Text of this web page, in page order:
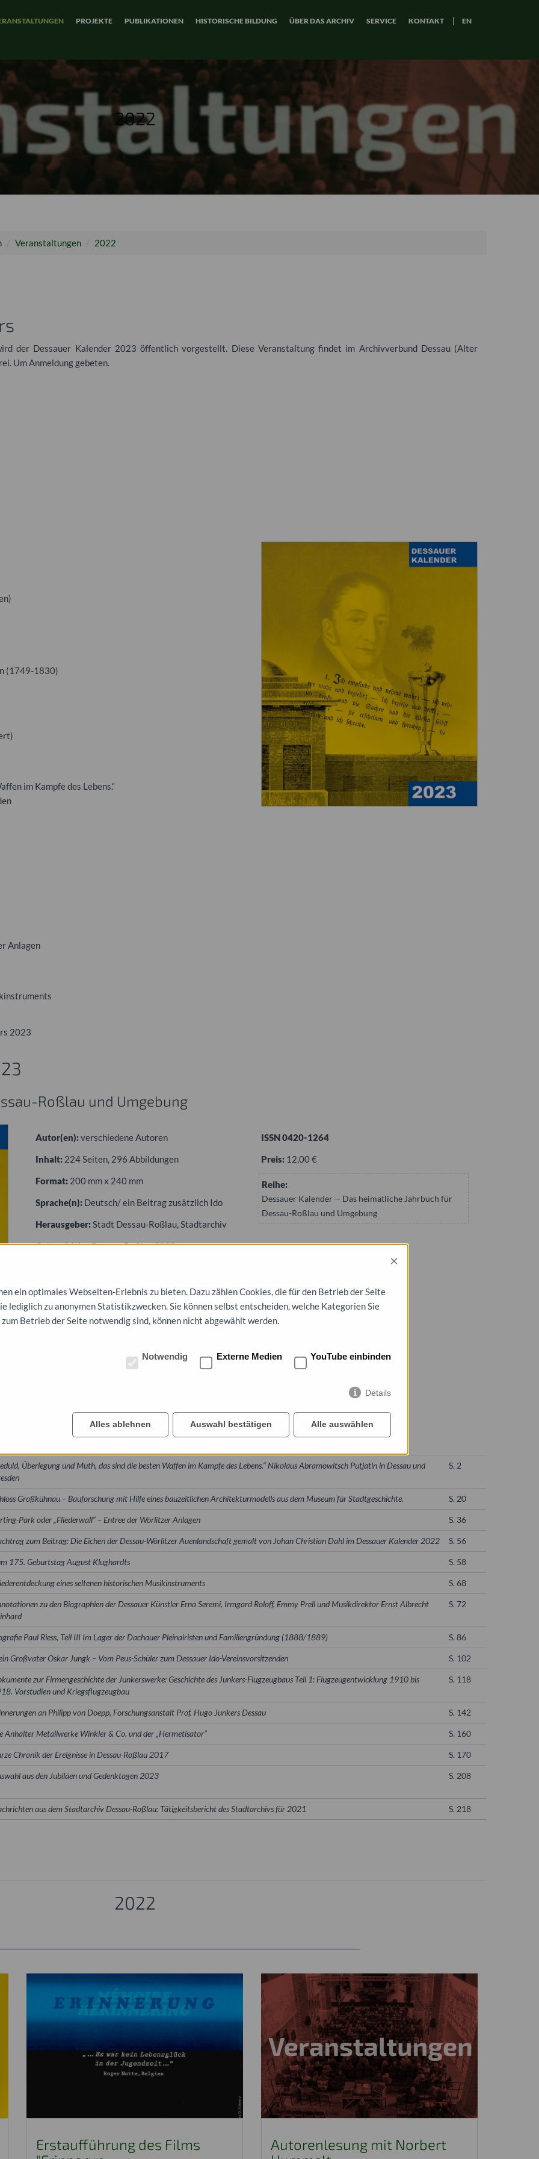
PROJEKTE PUBLIKATIONEN HISTORISCHE BILDUNG ÜBER DAS ARCHIV SERVICE KONTAKT EN
2022
Veranstaltungen 2022
der Dessauer Kalender 2023 öffentlich vorgestellt. Diese Veranstaltung findet im Archivverbund Dessau (Alter
Um Anmeldung gebeten.
(1749-1830)
im Kampfe des Lebens.“
Anlagen
2023
Roßlau und Umgebung
Autor(en):verschiedene Autoren
Inhalt: 224 Seiten, 296 Abbildungen
Format: 200 mm x 240 mm
Sprache(n): Deutsch/ ein Beitrag zusätzlich Ido
Herausgeber:Stadt Dessau-Roßlau, Stadtarchiv
Ort und Jahr:Dessau-Roßlau 2022
ISSN 0420-1264
Preis: 12,00 €
Reihe:
Dessauer Kalender -- Das heimatliche Jahrbuch für
Dessau-Roßlau und Umgebung
Überlegung und Muth, das sind die besten Waffen im Kampfe des Lebens.“ Nikolaus Abramowitsch Putjatin in Dessau und
S. 2
Großkühnau – Bauforschung mit Hilfe eines bauzeitlichen Architekturmodells aus dem Museum für Stadtgeschichte. S. 20
Park oder „Fliederwall“ – Entree der Wörlitzer Anlagen S. 36
zum Beitrag: Die Eichen der Dessau-Wörlitzer Auenlandschaft gemalt von Johan Christian Dahl im Dessauer Kalender 2022 S. 56
175. Geburtstag August Klughardts S. 58
eines seltenen historischen Musikinstruments S. 68
zu den Biographien der Dessauer Künstler Erna Seremi, Irmgard Roloff, Emmy Prell und Musikdirektor Ernst Albrecht
S. 72
Paul Riess, Teil III Im Lager der Dachauer Pleinairisten und Familiengründung (1888/1889) S. 86
Großvater Oskar Jungk – Vom Peus-Schüler zum Dessauer Ido-Vereinsvorsitzenden S. 102
zur Firmengeschichte der Junkerswerke: Geschichte des Junkers-Flugzeugbaus Teil 1: Flugzeugentwicklung 1910 bis
Vorstudien und Kriegsflugzeugbau
S. 118
an Philipp von Doepp, Forschungsanstalt Prof. Hugo Junkers Dessau S. 142
Anhalter Metallwerke Winkler & Co. und der „Hermetisator” S. 160
Chronik der Ereignisse in Dessau-Roßlau 2017 S. 170
aus den Jubiläen und Gedenktagen 2023 S. 208
aus dem Stadtarchiv Dessau-Roßlau: Tätigkeitsbericht des Stadtarchivs für 2021 S. 218
2022
Erstaufführung des Films
Autorenlesung mit Norbert
×
ein optimales Webseiten-Erlebnis zu bieten. Dazu zählen Cookies, die für den Betrieb der Seite
lediglich zu anonymen Statistikzwecken. Sie können selbst entscheiden, welche Kategorien Sie
Betrieb der Seite notwendig sind, können nicht abgewählt werden.
Notwendig Externe Medien YouTube einbinden
Details
Alles ablehnen Auswahl bestätigen Alle auswählen